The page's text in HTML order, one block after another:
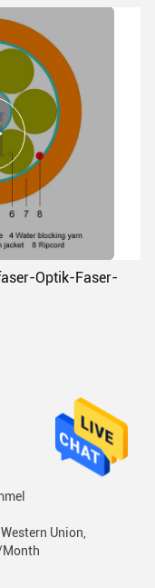
Optik-Faser-
Union,